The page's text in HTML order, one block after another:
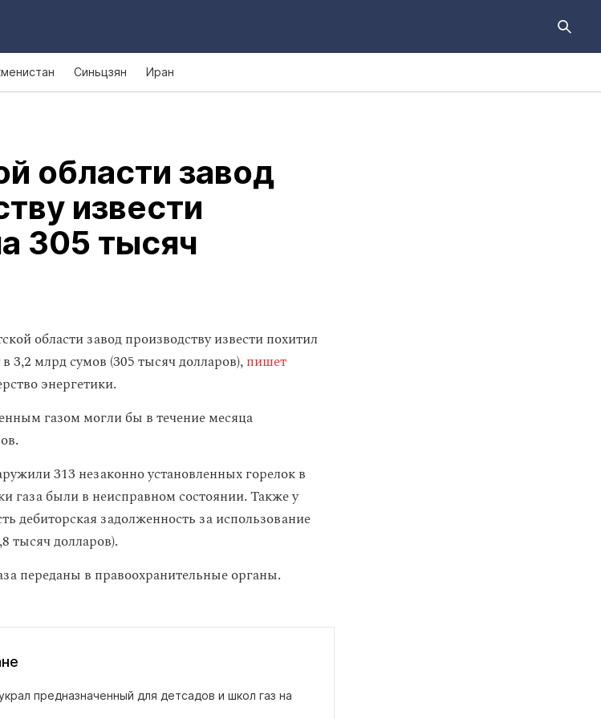
Синьцзян Иран
области завод
извести
305 тысяч
области завод производству извести похитил
3,2 млрд сумов (305 тысяч долларов),пишет
энергетики.
газом могли бы в течение месяца
313 незаконно установленных горелок в
газа были в неисправном состоянии. Также у
дебиторская задолженность за использование
тысяч долларов).
переданы в правоохранительные органы.
предназначенный для детсадов и школ газ на